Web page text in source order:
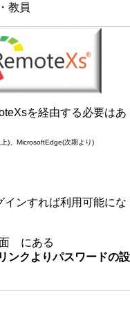
教員
を経由する必要はあ
)、MicrosoftEdge(次期より)​
インすれば利用可能にな
面 にある
ンクよりパスワードの設